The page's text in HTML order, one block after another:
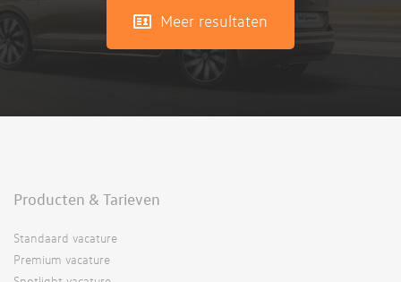
Meer resultaten
Producten & Tarieven
Standaard vacature
Premium vacature